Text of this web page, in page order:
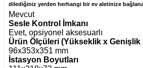
dilediğiniz yerden herhangi bir ev aletinize
Mevcut
Sesle Kontrol İmkanı
Evet, opsiyonel aksesuarlı
Ürün Ölçüleri (Yükseklik x Genişlik
96x353x351 mm
İstasyon Boyutları